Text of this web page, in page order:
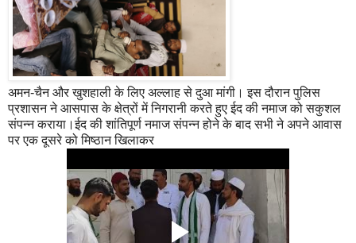
अमन-चैन और खुशहाली के लिए अल्लाह से दुआ मांगी। इस दौरान पुलिस
प्रशासन ने आसपास के क्षेत्रों में निगरानी करते हुए ईद की नमाज को सकुशल
संपन्न कराया।ईद की शांतिपूर्ण नमाज संपन्न होने के बाद सभी ने अपने आवास
पर एक दूसरे को मिष्ठान खिलाकर